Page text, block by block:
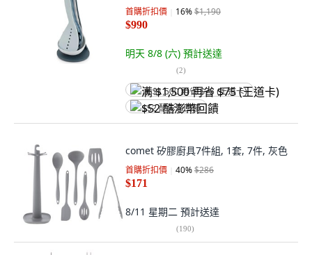
首購折扣價 16%$1,190
$990
明天 8/8 (六) 預計送達
(2)
满 $1,500 再省 $75 (王道卡)
$52 酷澎幣回饋
comet 矽膠廚具7件組, 1套, 7件, 灰色
首購折扣價 40%$286
$171
8/11 星期二 預計送達
(190)